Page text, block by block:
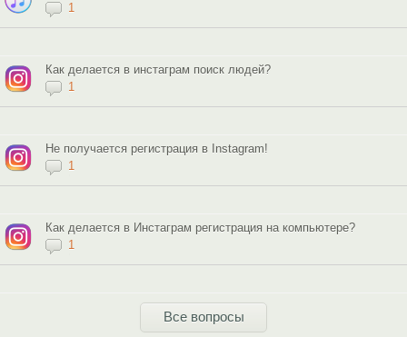
1
Как делается в инстаграм поиск людей?
1
Не получается регистрация в Instagram!
1
Как делается в Инстаграм регистрация на компьютере?
1
Все вопросы